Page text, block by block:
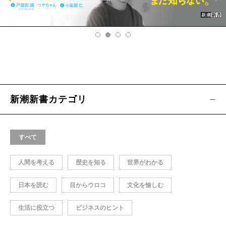
v
Ne
xt
新潮新書カテゴリ
すべて
人間を考える 歴史を知る 世界がわかる
日本を読む 目からウロコ 文化を愉しむ
生活に役立つ ビジネスのヒント